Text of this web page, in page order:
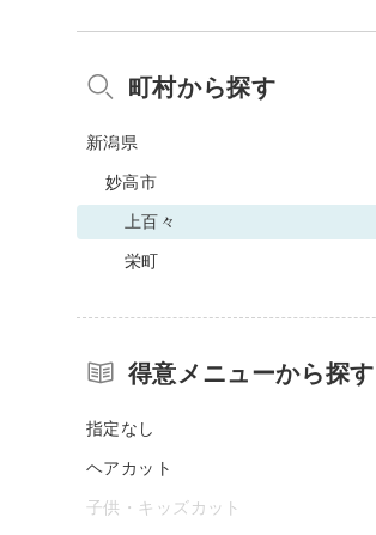
町村から探す
新潟県
妙高市
上百々
栄町
得意メニューから探す
指定なし
ヘアカット
子供・キッズカット